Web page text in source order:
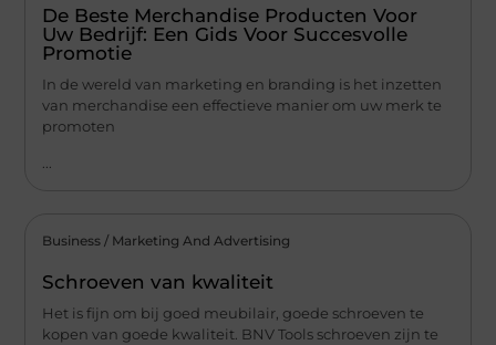
De Beste Merchandise Producten Voor
Uw Bedrijf: Een Gids Voor Succesvolle
Promotie
In de wereld van marketing en branding is het inzetten
van merchandise een effectieve manier om uw merk te
promoten
...
Business / Marketing And Advertising
Schroeven van kwaliteit
Het is fijn om bij goed meubilair, goede schroeven te
kopen van goede kwaliteit. BNV Tools schroeven zijn te